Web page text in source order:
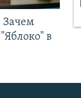
Зачем
в